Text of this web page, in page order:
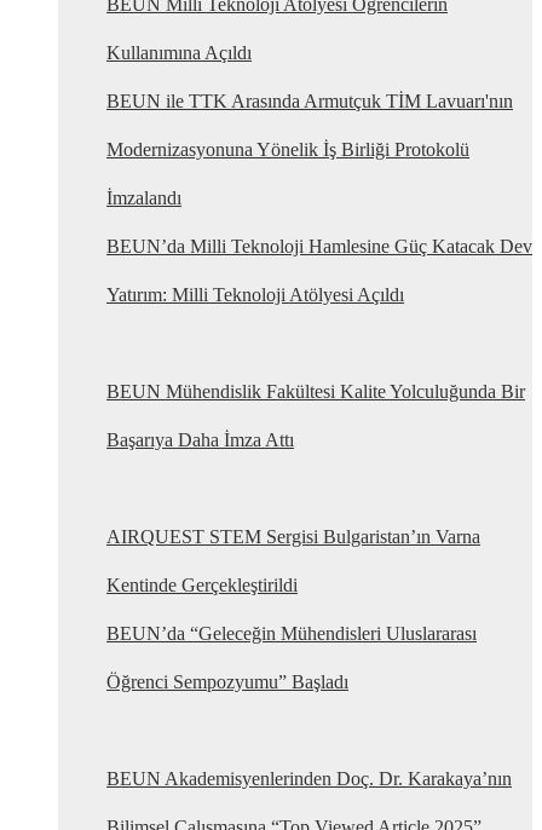
BEUN Milli Teknoloji Atölyesi Öğrencilerin
Kullanımına Açıldı
BEUN ile TTK Arasında Armutçuk TİM Lavuarı'nın
Modernizasyonuna Yönelik İş Birliği Protokolü
İmzalandı
BEUN’da Milli Teknoloji Hamlesine Güç Katacak Dev
Yatırım: Milli Teknoloji Atölyesi Açıldı
BEUN Mühendislik Fakültesi Kalite Yolculuğunda Bir
Başarıya Daha İmza Attı
AIRQUEST STEM Sergisi Bulgaristan’ın Varna
Kentinde Gerçekleştirildi
BEUN’da “Geleceğin Mühendisleri Uluslararası
Öğrenci Sempozyumu” Başladı
BEUN Akademisyenlerinden Doç. Dr. Karakaya’nın